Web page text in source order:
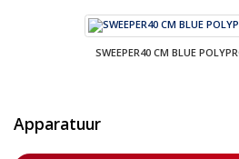
SWEEPER40 CM BLUE
Apparatuur